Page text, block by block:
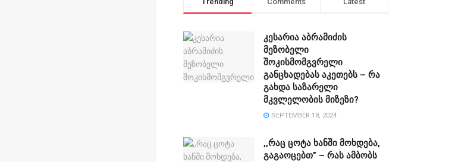
კესარია აბრამიძის
მეზობელი
შოკისმომგვრელი
განცხადებას აკეთებს – რა
გახდა საზარელი
მკვლელობის მიზეზი?
SEPTEMBER 18, 2024
,,რაც ცოტა ხანში მოხდება,
გაგაოცებთ” – რას ამბობს